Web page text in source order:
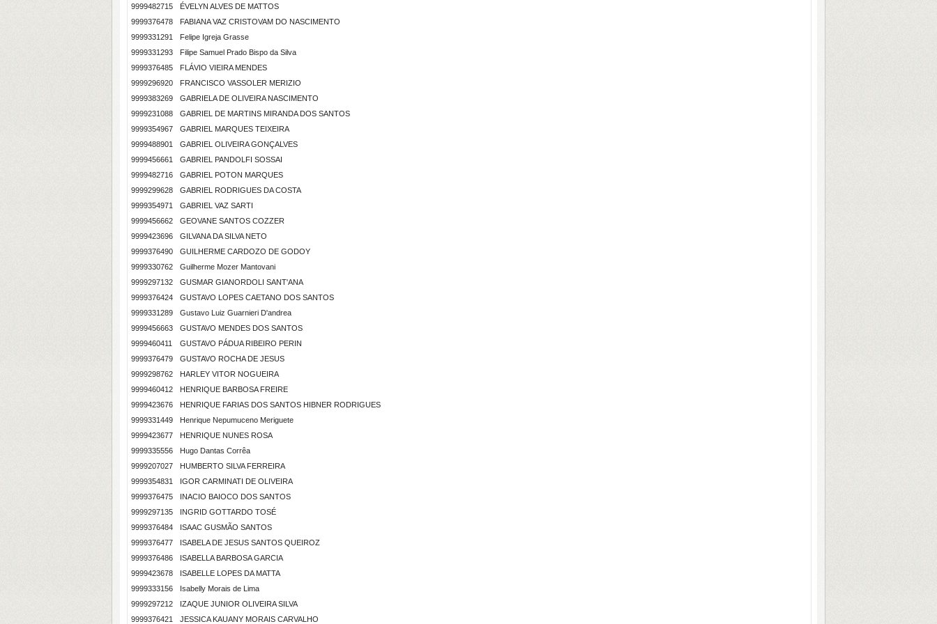
9999482715
ÉVELYN ALVES DE MATTOS
9999376478
FABIANA VAZ CRISTOVAM DO NASCIMENTO
9999331291
Felipe Igreja Grasse
9999331293
Filipe Samuel Prado Bispo da Silva
9999376485
FLÁVIO VIEIRA MENDES
9999296920
FRANCISCO VASSOLER MERIZIO
9999383269
GABRIELA DE OLIVEIRA NASCIMENTO
9999231088
GABRIEL DE MARTINS MIRANDA DOS SANTOS
9999354967
GABRIEL MARQUES TEIXEIRA
9999488901
GABRIEL OLIVEIRA GONÇALVES
9999456661
GABRIEL PANDOLFI SOSSAI
9999482716
GABRIEL POTON MARQUES
9999299628
GABRIEL RODRIGUES DA COSTA
9999354971
GABRIEL VAZ SARTI
9999456662
GEOVANE SANTOS COZZER
9999423696
GILVANA DA SILVA NETO
9999376490
GUILHERME CARDOZO DE GODOY
9999330762
Guilherme Mozer Mantovani
9999297132
GUSMAR GIANORDOLI SANT'ANA
9999376424
GUSTAVO LOPES CAETANO DOS SANTOS
9999331289
Gustavo Luiz Guarnieri D'andrea
9999456663
GUSTAVO MENDES DOS SANTOS
9999460411
GUSTAVO PÁDUA RIBEIRO PERIN
9999376479
GUSTAVO ROCHA DE JESUS
9999298762
HARLEY VITOR NOGUEIRA
9999460412
HENRIQUE BARBOSA FREIRE
9999423676
HENRIQUE FARIAS DOS SANTOS HIBNER RODRIGUES
9999331449
Henrique Nepumuceno Meriguete
9999423677
HENRIQUE NUNES ROSA
9999335556
Hugo Dantas Corrêa
9999207027
HUMBERTO SILVA FERREIRA
9999354831
IGOR CARMINATI DE OLIVEIRA
9999376475
INACIO BAIOCO DOS SANTOS
9999297135
INGRID GOTTARDO TOSÉ
9999376484
ISAAC GUSMÃO SANTOS
9999376477
ISABELA DE JESUS SANTOS QUEIROZ
9999376486
ISABELLA BARBOSA GARCIA
9999423678
ISABELLE LOPES DA MATTA
9999333156
Isabelly Morais de Lima
9999297212
IZAQUE JUNIOR OLIVEIRA SILVA
9999376421
JESSICA KAUANY MORAIS CARVALHO